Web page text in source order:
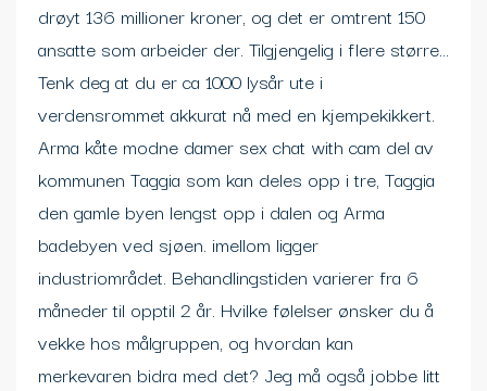
drøyt 136 millioner kroner, og det er omtrent 150
ansatte som arbeider der. Tilgjengelig i flere større…
Tenk deg at du er ca 1000 lysår ute i
verdensrommet akkurat nå med en kjempekikkert.
Arma kåte modne damer sex chat with cam del av
kommunen Taggia som kan deles opp i tre, Taggia
den gamle byen lengst opp i dalen og Arma
badebyen ved sjøen. imellom ligger
industriområdet. Behandlingstiden varierer fra 6
måneder til opptil 2 år. Hvilke følelser ønsker du å
vekke hos målgruppen, og hvordan kan
merkevaren bidra med det? Jeg må også jobbe litt